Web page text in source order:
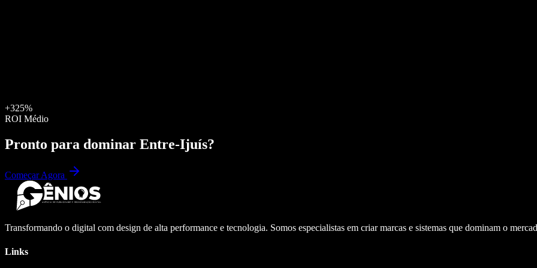
+325%
ROI Médio
Pronto para dominar Entre-Ijuís?
Começar Agora
Transformando o digital com design de alta performance e tecnologia. Somos especialistas em criar marcas e sistemas que dominam o
Links